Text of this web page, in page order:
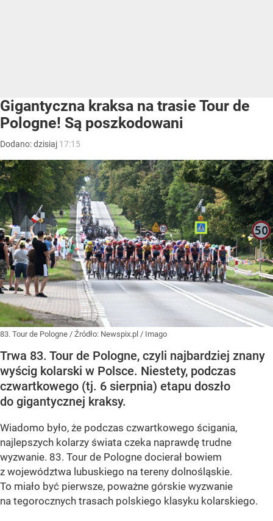
Gigantyczna kraksa na trasie Tour de
Pologne! Są poszkodowani
Dodano:dzisiaj 17:15
83. Tour de Pologne / Źródło: Newspix.pl / Imago
Trwa 83. Tour de Pologne, czyli najbardziej znany
wyścig kolarski w Polsce. Niestety, podczas
czwartkowego (tj. 6 sierpnia) etapu doszło
do gigantycznej kraksy.
Wiadomo było, że podczas czwartkowego ścigania,
najlepszych kolarzy świata czeka naprawdę trudne
wyzwanie. 83. Tour de Pologne docierał bowiem
z województwa lubuskiego na tereny dolnośląskie.
To miało być pierwsze, poważne górskie wyzwanie
na tegorocznych trasach polskiego klasyku kolarskiego.